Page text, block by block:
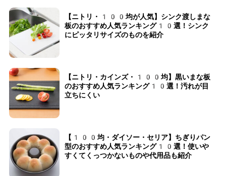
【ニトリ・100均が人気】シンク渡しまな
板のおすすめ人気ランキング10選！シンク
にピッタリサイズのものを紹介
【ニトリ・カインズ・100均】黒いまな板
のおすすめ人気ランキング10選！汚れが目
立ちにくい
【100均・ダイソー・セリア】ちぎりパン
型のおすすめ人気ランキング10選！使いや
すくてくっつかないものや代用品も紹介